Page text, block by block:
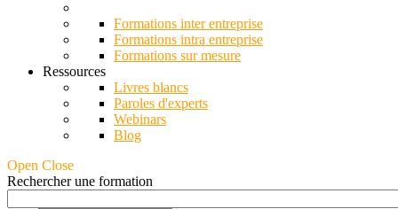
Formations inter entreprise
Formations intra entreprise
Formations sur mesure
Ressources
Livres blancs
Paroles d'experts
Webinars
Blog
Open Close
Rechercher une formation